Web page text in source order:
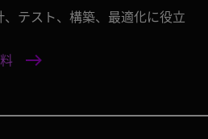
テスト、構築、最適化に役立